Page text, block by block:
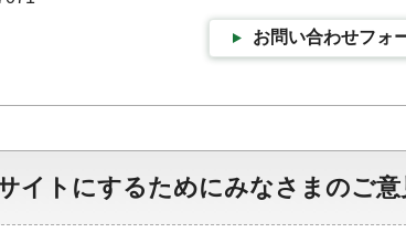
お問い合わせフォ
イトにするためにみなさまのご